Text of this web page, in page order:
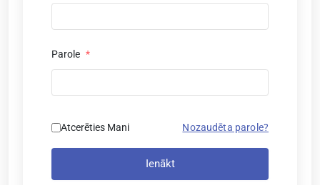
Parole *
Atcerēties Mani Nozaudēta parole?
Ienākt